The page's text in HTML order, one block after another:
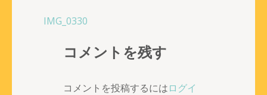
投
IMG_0330
コメントを残す
コメントを投稿するにはログイ